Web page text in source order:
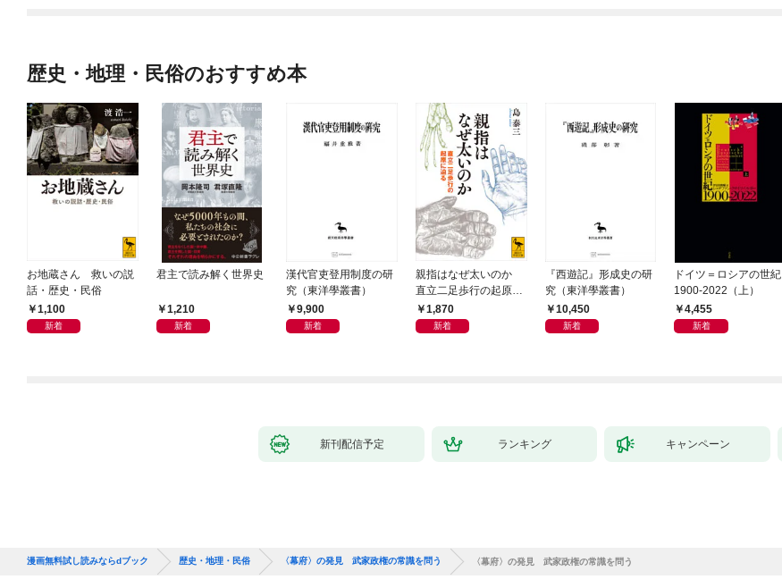
歴史・地理・民俗のおすすめ本
お地蔵さん 救いの説
話・歴史・民俗
1,100
新着
君主で読み解く世界史
1,210
新着
漢代官吏登用制度の研
究（東洋學叢書）
9,900
新着
親指はなぜ太いのか
直立二足歩行の起原に
迫る1,870
新着
『西遊記』形成史の研
究（東洋學叢書）
10,450
新着
ドイツ＝ロシアの世紀
1900-2022（上）
4,455
新着
新刊配信予定 ランキング キャンペーン
漫画無料試し読みならdブック 歴史・地理・民俗 〈幕府〉の発見 武家政権の常識を問う 〈幕府〉の発見 武家政権の常識を問う